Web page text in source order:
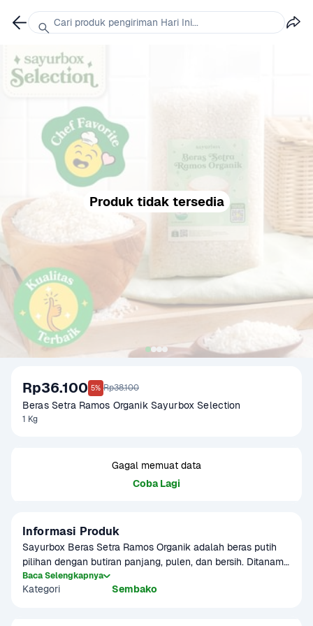
Produk tidak tersedia
Rp36.100 5% Rp38.100
Beras Setra Ramos Organik Sayurbox Selection
1 Kg
Gagal memuat data
Coba Lagi
Informasi Produk
Sayurbox Beras Setra Ramos Organik adalah beras putih
pilihan dengan butiran panjang, pulen, dan bersih. Ditanam
secara organik, bebas bahan kimia, dan cocok untuk nasi
harian keluarga yang sehat dan lezat. Ditanam secara
Baca Selengkapnya
Kategori Sembako
Cari produk pengiriman Hari Ini...